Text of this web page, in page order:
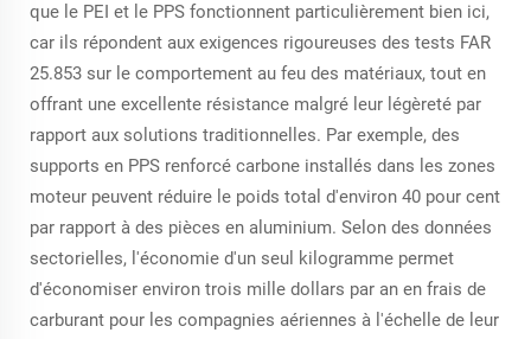
que le PEI et le PPS fonctionnent particulièrement bien ici,
car ils répondent aux exigences rigoureuses des tests FAR
25.853 sur le comportement au feu des matériaux, tout en
offrant une excellente résistance malgré leur légèreté par
rapport aux solutions traditionnelles. Par exemple, des
supports en PPS renforcé carbone installés dans les zones
moteur peuvent réduire le poids total d'environ 40 pour cent
par rapport à des pièces en aluminium. Selon des données
sectorielles, l'économie d'un seul kilogramme permet
d'économiser environ trois mille dollars par an en frais de
carburant pour les compagnies aériennes à l'échelle de leur